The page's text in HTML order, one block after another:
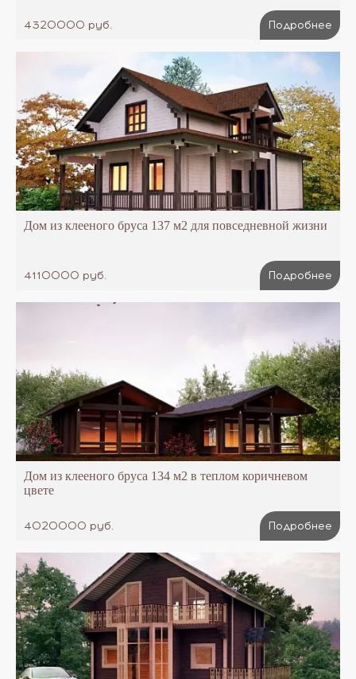
4320000 руб. Подробнее
Дом из клееного бруса 137 м2 для повседневной жизни
4110000 руб. Подробнее
Дом из клееного бруса 134 м2 в теплом коричневом
цвете
4020000 руб. Подробнее